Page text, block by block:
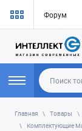
Форум
Главная Товары
Комплектующие